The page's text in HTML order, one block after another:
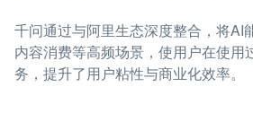
千问通过与阿里生态深度整合，将AI
内容消费等高频场景，使用户在使用
务，提升了用户粘性与商业化效率。